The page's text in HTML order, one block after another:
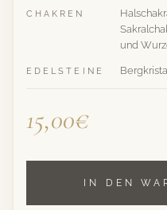
CHAKREN
und
EDELSTEINE
15,00€
IN DEN